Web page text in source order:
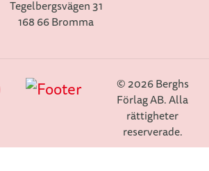
Tegelbergsvägen 31
168 66 Bromma
© 2026 Berghs
Förlag AB. Alla
rättigheter
reserverade.